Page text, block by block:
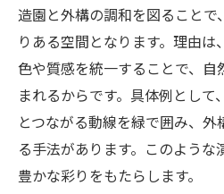
造園と外構の調和を図ることで
りある空間となります。理由
色や質感を統一することで、
まれるからです。具体例とし
とつながる動線を緑で囲み、
る手法があります。このような
豊かな彩りをもたらします。